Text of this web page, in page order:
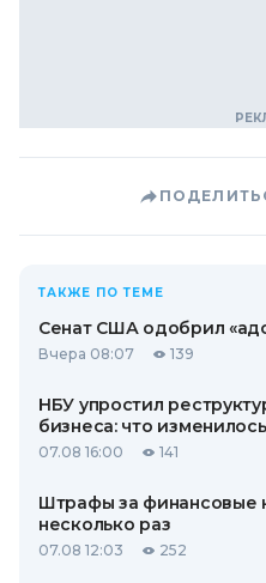
ТАКЖЕ ПО ТЕМЕ
Сенат США одобрил
Вчера 08:07 139
НБУ упростил
бизнеса: что изменилось
07.08 16:00 141
Штрафы за финансовые
несколько раз
07.08 12:03 252